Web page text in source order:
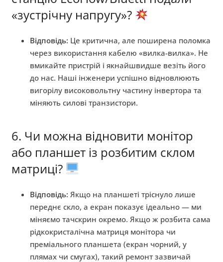
«зустрічну напругу»?
Відповідь: Це критична, але поширена поломка
через використання кабелю «вилка-вилка». Не
вмикайте пристрій і якнайшвидше везіть його
до нас. Наші інженери успішно відновлюють
вигорілу високовольтну частину інвертора та
міняють силові транзистори.
6. Чи можна відновити монітор
або планшет із розбитим склом
матриці?
Відповідь: Якщо на планшеті тріснуло лише
переднє скло, а екран показує ідеально — ми
міняємо тачскрин окремо. Якщо ж розбита сама
рідкокристалічна матриця монітора чи
преміального планшета (екран чорний, у
плямах чи смугах), такий ремонт зазвичай